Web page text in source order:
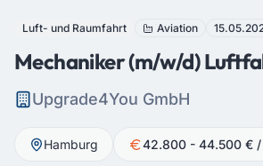
Luft- und Raumfahrt Aviation
Mechaniker (m/w/d)
Upgrade4You GmbH
Hamburg 42.800 - 44.500 € /